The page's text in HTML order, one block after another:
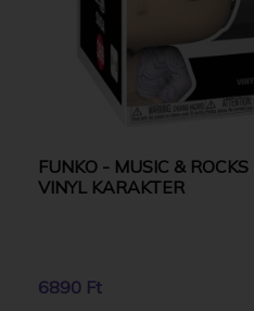
FUNKO - MUSIC &
VINYL KARAKTER
6890 Ft